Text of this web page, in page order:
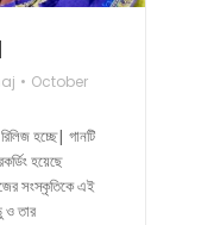
October
হচ্ছে| গানটি
হয়েছে
সংস্কৃতিকে এই
ও তার